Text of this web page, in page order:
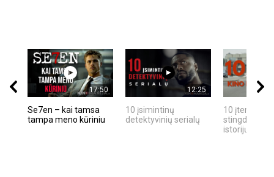
17:50
Se7en – kai tamsa
tampa meno kūriniu
12:25
10 įsimintinų
detektyvinių serialų
10 įtemptų,
stingdančių
istorijų